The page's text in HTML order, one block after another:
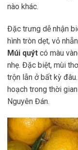
nào khác.
Đặc trưng dễ nhận
hình tròn dẹt, vỏ
Múi quýt có màu
nhẹ. Đặc biệt, mùi
trộn lẫn ở bất kỳ
hoạch trong thời
Nguyên Đán.